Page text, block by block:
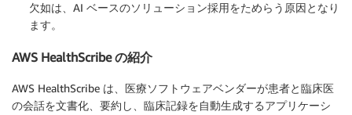
欠如は、AI ベースのソリューション採用をためらう原因となり
ます。
AWS HealthScribe の紹介
AWS HealthScribe は、医療ソフトウェアベンダーが患者と臨床医
の会話を文書化、要約し、臨床記録を自動生成するアプリケーシ